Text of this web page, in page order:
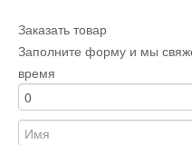
Заказать товар
Заполните форму и мы
время